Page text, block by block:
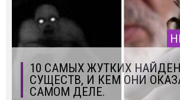
10 САМЫХ ЖУТКИХ
СУЩЕСТВ, И КЕМ ОНИ
САМОМ ДЕЛЕ.